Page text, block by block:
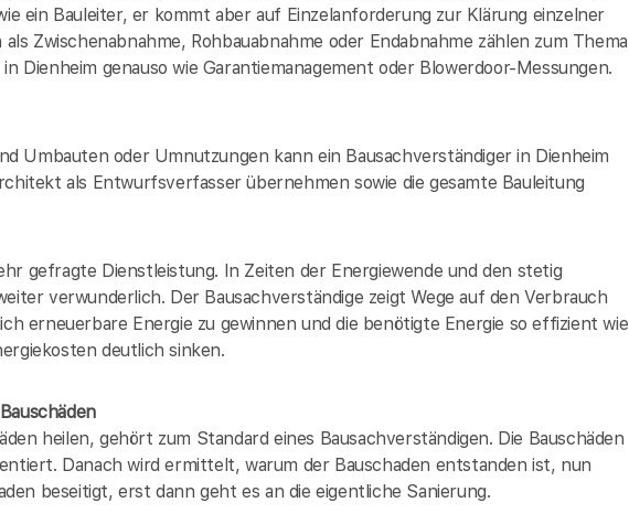
ein Bauleiter, er kommt aber auf Einzelanforderung zur Klärung einzelner
Zwischenabnahme, Rohbauabnahme oder Endabnahme zählen zum Thema
Dienheim genauso wie Garantiemanagement oder Blowerdoor-Messungen.
Umbauten oder Umnutzungen kann ein Bausachverständiger in Dienheim
als Entwurfsverfasser übernehmen sowie die gesamte Bauleitung
gefragte Dienstleistung. In Zeiten der Energiewende und den stetig
verwunderlich. Der Bausachverständige zeigt Wege auf den Verbrauch
erneuerbare Energie zu gewinnen und die benötigte Energie so effizient wie
deutlich sinken.
heilen, gehört zum Standard eines Bausachverständigen. Die Bauschäden
Danach wird ermittelt, warum der Bauschaden entstanden ist, nun
beseitigt, erst dann geht es an die eigentliche Sanierung.